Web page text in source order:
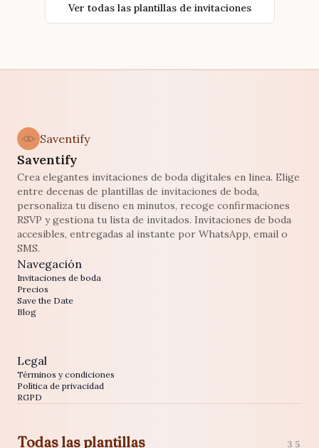
Ver todas las plantillas de invitaciones
Saventify
Saventify
Crea elegantes invitaciones de boda digitales en linea. Elige
entre decenas de plantillas de invitaciones de boda,
personaliza tu diseno en minutos, recoge confirmaciones
RSVP y gestiona tu lista de invitados. Invitaciones de boda
accesibles, entregadas al instante por WhatsApp, email o
SMS.
Navegación
Invitaciones de boda
Precios
Save the Date
Blog
Legal
Términos y condiciones
Política de privacidad
RGPD
Todas las plantillas 35